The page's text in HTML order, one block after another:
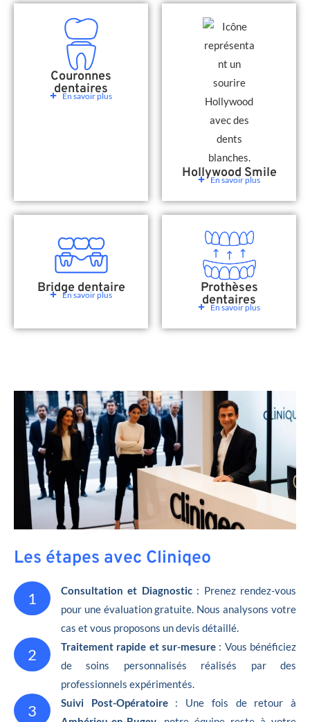
Couronnes
dentaires
En savoir plus
Hollywood Smile
En savoir plus
Bridge dentaire
En savoir plus Prothèses
dentaires
En savoir plus
Les étapes avec Cliniqeo
1 Consultation et Diagnostic: Prenez rendez-vous
pour une évaluation gratuite. Nous analysons votre
cas et vous proposons un devis détaillé.
2 Traitement rapide et sur-mesure : Vous bénéficiez
de soins personnalisés réalisés par des
professionnels expérimentés.
3 Suivi Post-Opératoire : Une fois de retour à